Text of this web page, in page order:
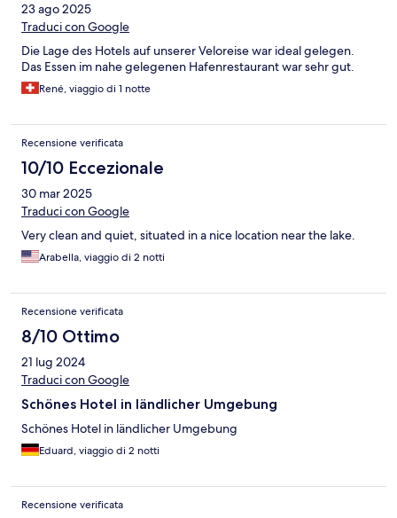
23 ago 2025
Traduci con Google
Die Lage des Hotels auf unserer Veloreise war ideal gelegen.
Das Essen im nahe gelegenen Hafenrestaurant war sehr gut.
René, viaggio di 1 notte
Recensione verificata
10/10 Eccezionale
30 mar 2025
Traduci con Google
Very clean and quiet, situated in a nice location near the lake.
Arabella, viaggio di 2 notti
Recensione verificata
8/10 Ottimo
21 lug 2024
Traduci con Google
Schönes Hotel in ländlicher Umgebung
Schönes Hotel in ländlicher Umgebung
Eduard, viaggio di 2 notti
Recensione verificata